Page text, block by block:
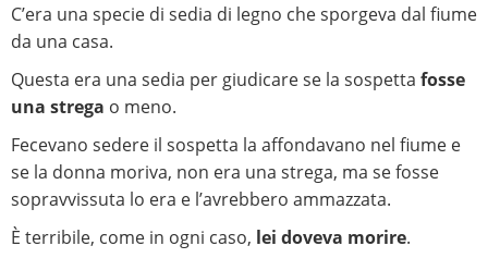
C’era una specie di sedia di legno che sporgeva dal fiume
da una casa.
Questa era una sedia per giudicare se la sospetta fosse
una strega o meno.
Fecevano sedere il sospetta la affondavano nel fiume e
se la donna moriva, non era una strega, ma se fosse
sopravvissuta lo era e l’avrebbero ammazzata.
È terribile, come in ogni caso, lei doveva morire.